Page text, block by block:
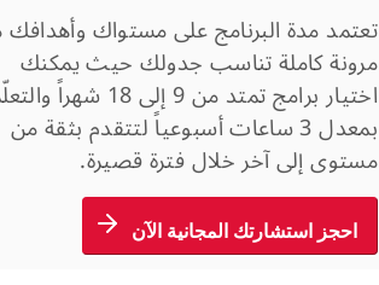
تعتمد مدة البرنامج على مستواك
مرونة كاملة تناسب جدولك حيث يمكنك
اختيار برامج تمتد من 9 إلى 18 شهراً
بمعدل 3 ساعات أسبوعياً لتتقدم بثقة من
مستوى إلى آخر خلال فترة قصيرة.
احجز استشارتك المجانية الآن